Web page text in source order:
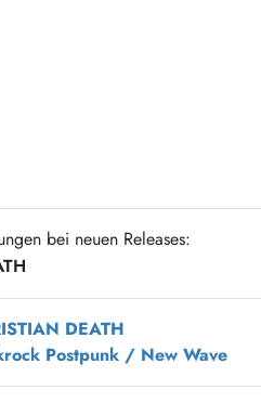
bei neuen Releases:
DEATH
Postpunk / New Wave